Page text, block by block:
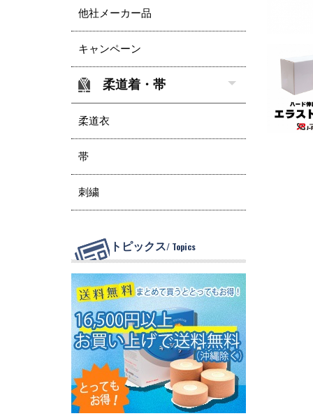
他社メーカー品
キャンペーン
柔道着・帯
柔道衣
帯
刺繍
トピックス/ Topics